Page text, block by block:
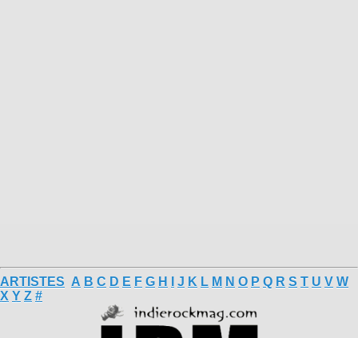
ARTISTES A B C D E F G H J K L M N O P Q R S T U V W
X Y Z #